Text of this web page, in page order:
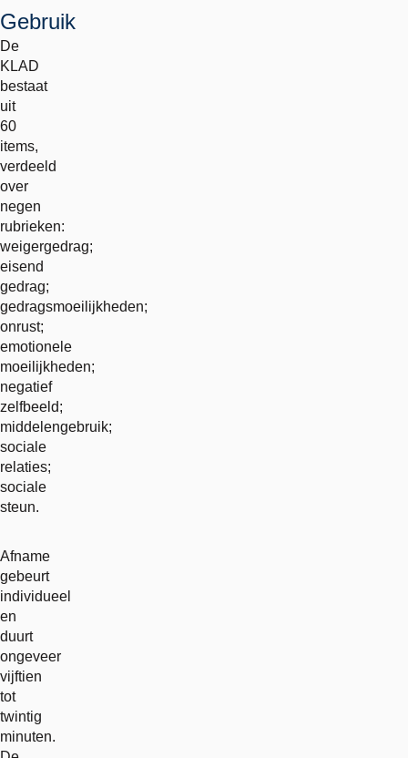
Gebruik
De
KLAD
bestaat
uit
60
items,
verdeeld
over
negen
rubrieken:
weigergedrag;
eisend
gedrag;
gedragsmoeilijkheden;
onrust;
emotionele
moeilijkheden;
negatief
zelfbeeld;
middelengebruik;
sociale
relaties;
sociale
steun.
Afname
gebeurt
individueel
en
duurt
ongeveer
vijftien
tot
twintig
minuten.